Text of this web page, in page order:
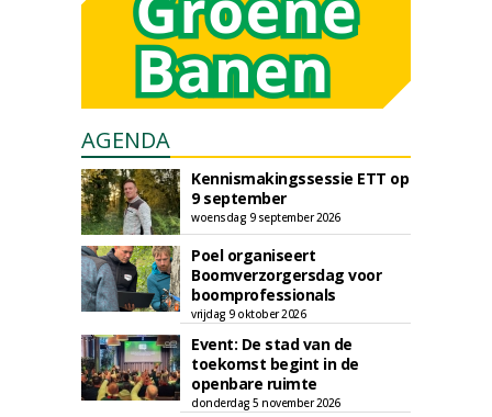
AGENDA
Kennismakingssessie ETT op
9 september
woensdag 9 september 2026
Poel organiseert
Boomverzorgersdag voor
boomprofessionals
vrijdag 9 oktober 2026
Event: De stad van de
toekomst begint in de
openbare ruimte
donderdag 5 november 2026